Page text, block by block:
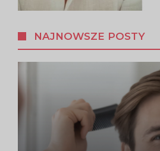
NAJNOWSZE POSTY